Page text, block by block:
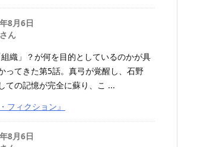
8月6日
さん
織」？が何を目的としているのかが具
ってきた第5話。真弓が覚醒し、石野
ての記憶が完全に蘇り、こ ...
フィクション』
8月6日